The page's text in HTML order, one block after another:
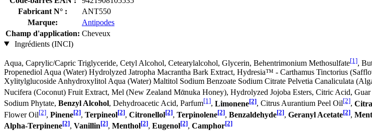
Fabricant N° :
ANT550
Marque:
Antipodes
Champ d'application: Cheveux
Ingrédients (INCI)
Aqua, Caprylic/Capric Triglyceride, Cetyl Alcohol, Cetearylalcohol, Glycerin, Behentrimonium Methosulfate[1],
Propenediol Aqua (Water) Hydrolyzed Jatropha Macrantha Bark Extract, Hydresia™ - Carthamus Tinctorius
Xylitylglucoside Anhydroxylitol Aqua (Water) Maltitol Sodium Benzoate Sodium Citrate Pelvetia Canaliculata
Nucifera (Coconut) Fruit Extract, Mel (New Zealand Mᾱnuka Honey), Hydrolyzed Jojoba Esters, Citric Acid,
Sodium Phytate, Benzyl Alcohol, Dehydroacetic Acid, Parfum[1], Limonene[2], Citrus Aurantium Peel Oil[2],
Flower Oil[2], Pinene[2], Terpineol[2], Citronellol[2], Terpinolene[2], Benzaldehyde[2], Geranyl Acetate[2],
Alpha-Terpinene[2], Vanillin[2], Menthol[2], Eugenol[2], Camphor[2]